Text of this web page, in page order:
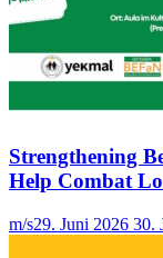
Strengthening
Help Combat
m/s29. Juni 2026 30.